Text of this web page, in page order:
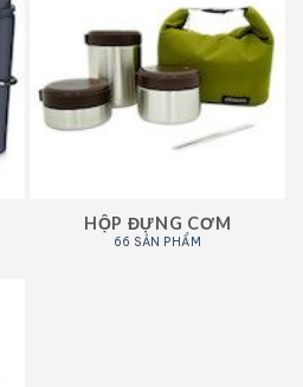
HỘP ĐỰNG CƠM
66 SẢN PHẨM